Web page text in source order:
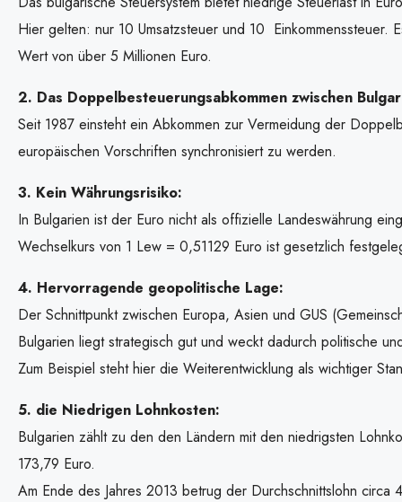
Hier gelten: nur 10 Umsatzsteuer und 10
Wert von über 5 Millionen Euro.
2. Das Doppelbesteuerungsabkommen zwischen
Seit 1987 einsteht ein Abkommen zur Vermeidung der
europäischen Vorschriften synchronisiert zu werden.
3. Kein Währungsrisiko:
In Bulgarien ist der Euro nicht als offizielle Landeswährung
Wechselkurs von 1 Lew = 0,51129 Euro ist gesetzlich
4. Hervorragende geopolitische Lage:
Der Schnittpunkt zwischen Europa, Asien und GUS
Bulgarien liegt strategisch gut und weckt dadurch politische
Zum Beispiel steht hier die Weiterentwicklung als wichtiger
5. die Niedrigen Lohnkosten:
Bulgarien zählt zu den den Ländern mit den niedrigsten
173,79 Euro.
Am Ende des Jahres 2013 betrug der Durchschnittslohn